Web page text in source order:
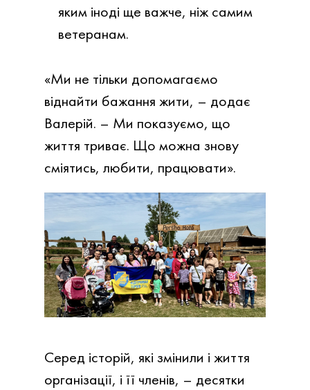
яким іноді ще важче, ніж самим
ветеранам.
«Ми не тільки допомагаємо
віднайти бажання жити, – додає
Валерій. – Ми показуємо, що
життя триває. Що можна знову
сміятись, любити, працювати».
Серед історій, які змінили і життя
організації, і її членів, – десятки